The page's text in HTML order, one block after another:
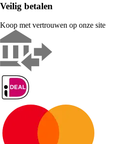
Veilig betalen
Koop met vertrouwen op onze site